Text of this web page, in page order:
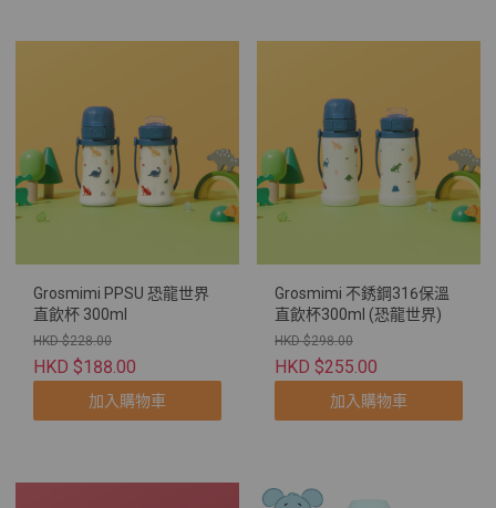
Grosmimi PPSU 恐龍世界
直飲杯 300ml
HKD $228.00
HKD $188.00
加入購物車
Grosmimi 不銹鋼316保溫
直飲杯300ml (恐龍世界)
HKD $298.00
HKD $255.00
加入購物車